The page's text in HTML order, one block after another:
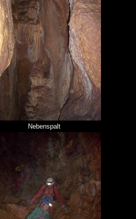
Nebenspalt